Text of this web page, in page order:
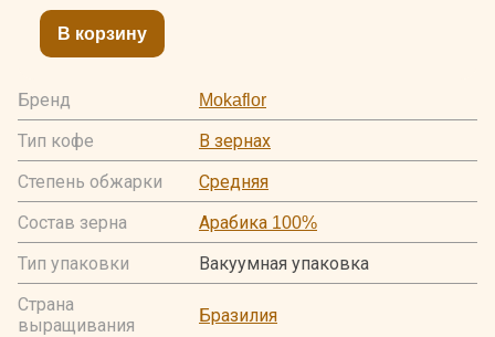
В корзину
Бренд
Mokaflor
Тип кофе
В зернах
Степень обжарки
Средняя
Состав зерна
Арабика 100%
Тип упаковки
Вакуумная упаковка
Страна
выращивания
Бразилия